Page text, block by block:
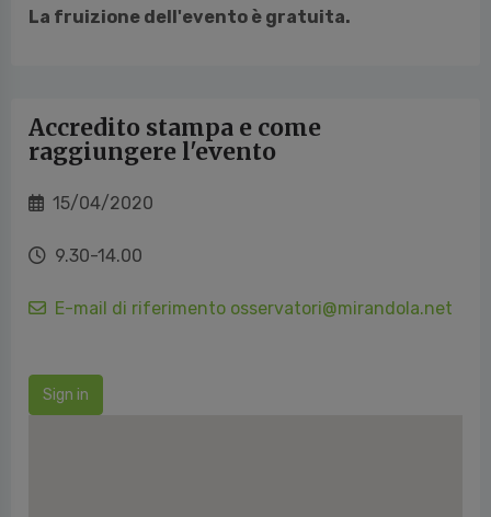
La fruizione dell'evento è gratuita.
Accredito stampa e come
raggiungere l'evento
15/04/2020
9.30-14.00
E-mail di riferimento osservatori@mirandola.net
Sign in